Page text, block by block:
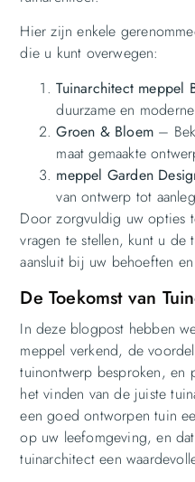
Hier zijn enkele
die u kunt overwegen:
Tuinarchitect meppel
duurzame en
Groen & Bloem –
maat gemaakte
meppel Garden
van ontwerp tot
Door zorgvuldig uw opties
vragen te stellen, kunt u
aansluit bij uw behoeften
De Toekomst van
In deze blogpost hebben
meppel verkend, de
tuinontwerp besproken, en
het vinden van de juiste
een goed ontworpen tuin
op uw leefomgeving, en
tuinarchitect een